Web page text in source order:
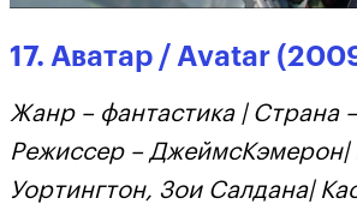
17. Аватар / Avatar
Жанр – фантастика | Страна
Режиссер – ДжеймсКэмерон|
Уортингтон, Зои Салдана|